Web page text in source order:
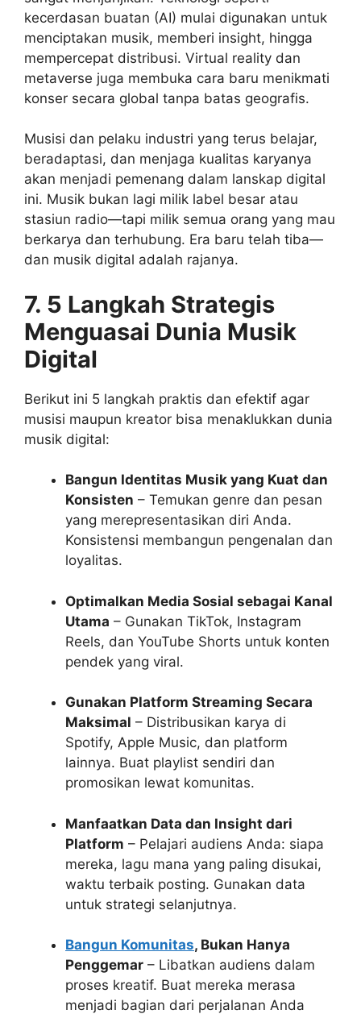
kecerdasan buatan (AI) mulai digunakan untuk
menciptakan musik, memberi insight, hingga
mempercepat distribusi. Virtual reality dan
metaverse juga membuka cara baru menikmati
konser secara global tanpa batas geografis.
Musisi dan pelaku industri yang terus belajar,
beradaptasi, dan menjaga kualitas karyanya
akan menjadi pemenang dalam lanskap digital
ini. Musik bukan lagi milik label besar atau
stasiun radio—tapi milik semua orang yang mau
berkarya dan terhubung. Era baru telah tiba—
dan musik digital adalah rajanya.
7. 5 Langkah Strategis
Menguasai Dunia Musik
Digital
Berikut ini 5 langkah praktis dan efektif agar
musisi maupun kreator bisa menaklukkan dunia
musik digital:
Bangun Identitas Musik yang Kuat dan
Konsisten – Temukan genre dan pesan
yang merepresentasikan diri Anda.
Konsistensi membangun pengenalan dan
loyalitas.
Optimalkan Media Sosial sebagai Kanal
Utama – Gunakan TikTok, Instagram
Reels, dan YouTube Shorts untuk konten
pendek yang viral.
Gunakan Platform Streaming Secara
Maksimal – Distribusikan karya di
Spotify, Apple Music, dan platform
lainnya. Buat playlist sendiri dan
promosikan lewat komunitas.
Manfaatkan Data dan Insight dari
Platform – Pelajari audiens Anda: siapa
mereka, lagu mana yang paling disukai,
waktu terbaik posting. Gunakan data
untuk strategi selanjutnya.
Bangun Komunitas, Bukan Hanya
Penggemar – Libatkan audiens dalam
proses kreatif. Buat mereka merasa
menjadi bagian dari perjalanan Anda